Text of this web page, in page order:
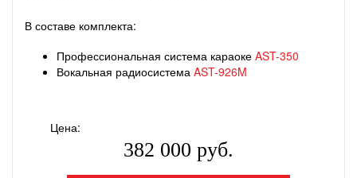
В составе комплекта:
Профессиональная система караоке AST-350
Вокальная радиосистема AST-926M
Цена:
382 000 руб.